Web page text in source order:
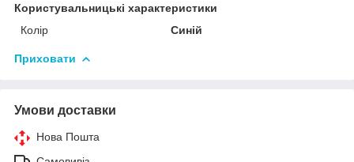
Користувальницькі характеристики
Колір
Синій
Приховати
Умови доставки
Нова Пошта